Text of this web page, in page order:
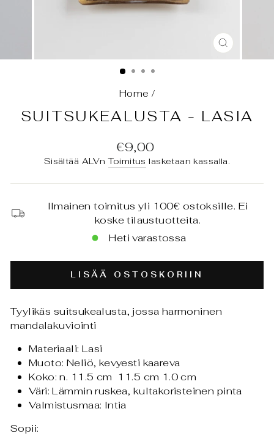
SULJE
(ESC)
Home /
SUITSUKEALUSTA - LASIA
Normaali
hinta
€9,00
Sisältää ALVnToimitus lasketaan kassalla.
Ilmainen toimitus yli 100€ ostoksille. Ei
koske tilaustuotteita.
Heti varastossa
LISÄÄ OSTOSKORIIN
Tyylikäs suitsukealusta, jossa harmoninen
mandalakuviointi
Materiaali: Lasi
Muoto: Neliö, kevyesti kaareva
Koko: n. 11.5 cm 11.5 cm 1.0 cm
Väri: Lämmin ruskea, kultakoristeinen pinta
Valmistusmaa: Intia
Sopii: